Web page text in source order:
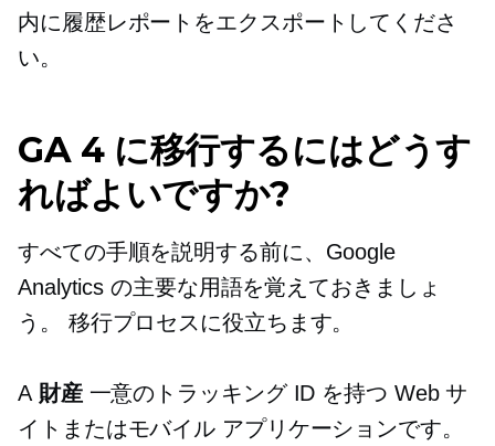
内に履歴レポートをエクスポートしてくださ
い。
GA 4 に移行するにはどうす
ればよいですか?
すべての手順を説明する前に、Google
Analytics の主要な用語を覚えておきましょ
う。 移行プロセスに役立ちます。
A 財産一意のトラッキング ID を持つ Web サ
イトまたはモバイル アプリケーションです。